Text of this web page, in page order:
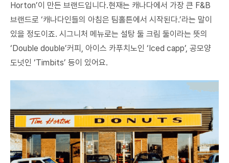
Horton’이 만든 브랜드입니다.현재는 캐나다에서 가장 큰 F&B
브랜드로 ‘캐나다인들의 아침은 팀홀튼에서 시작된다.’라는 말이
있을 정도이죠. 시그니처 메뉴로는 설탕 둘 크림 둘이라는 뜻의
‘Double double’커피, 아이스 카푸치노인 ‘Iced capp’, 공모양
도넛인 ‘Timbits’ 등이 있어요.